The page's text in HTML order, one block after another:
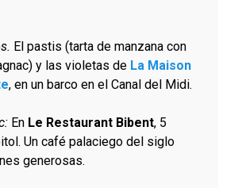
El pastis (tarta de manzana con
y las violetas de La Maison
, en un barco en el Canal del Midi.
En Le Restaurant Bibent, 5
Un café palaciego del siglo
generosas.